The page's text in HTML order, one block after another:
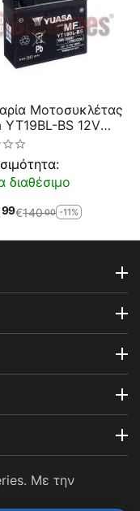
Μοτοσυκλέτας
διαθέσιμο
99€14000 -11%
Με την